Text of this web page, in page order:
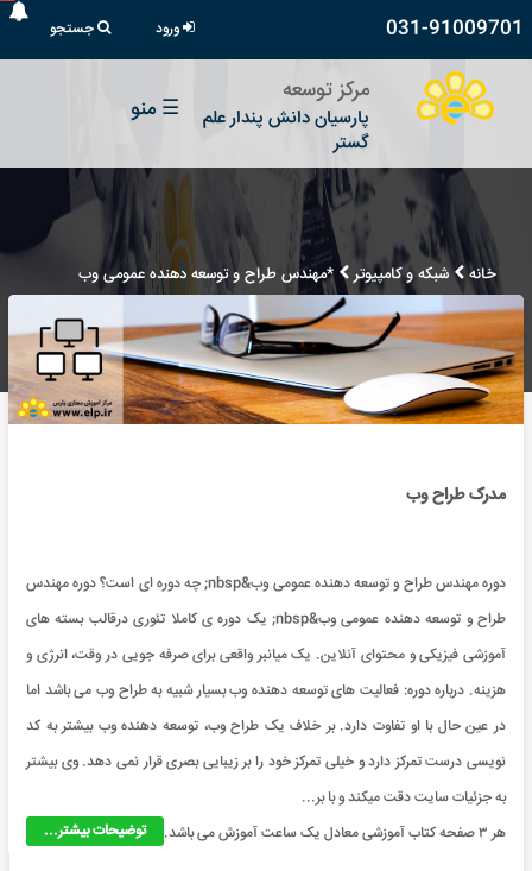
031-91009701 ورود جستجو
مرکز توسعه
پارسیان دانش پندار علم
گستر
☰ منو
خانه شبکه و کامپیوتر *مهندس طراح و توسعه دهنده عمومی وب
مدرک طراح وب
دوره مهندس طراح و توسعه دهنده عمومی وب&nbsp; چه دوره ای است؟ دوره مهندس
طراح و توسعه دهنده عمومی وب&nbsp; یک دوره ی کاملا تئوری درقالب بسته های
آموزشی فیزیکی و محتوای آنلاین. یک میانبر واقعی برای صرفه جویی در وقت، انرژی و
هزینه. درباره دوره: فعالیت های توسعه دهنده وب بسیار شبیه به طراح وب می باشد اما
در عین حال با او تفاوت دارد. بر خلاف یک طراح وب، توسعه دهنده وب بیشتر به کد
نویسی درست تمرکز دارد و خیلی تمرکز خود را بر زیبایی بصری قرار نمی دهد. وی بیشتر
به جزئیات سایت دقت میکند و با بر...
توضیحات بیشتر...
هر ۳ صفحه کتاب آموزشی معادل یک ساعت آموزش می باشد.